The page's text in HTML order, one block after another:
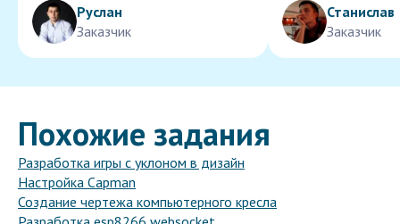
Руслан
Заказчик
Станислав
Заказчик
Похожие задания
Разработка игры с уклоном в дизайн
Настройка Capman
Создание чертежа компьютерного кресла